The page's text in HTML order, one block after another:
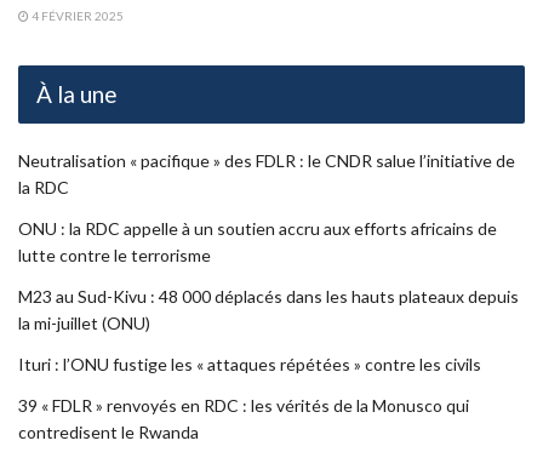
4 FÉVRIER 2025
À la une
Neutralisation « pacifique » des FDLR : le CNDR salue l’initiative de
la RDC
ONU : la RDC appelle à un soutien accru aux efforts africains de
lutte contre le terrorisme
M23 au Sud-Kivu : 48 000 déplacés dans les hauts plateaux depuis
la mi-juillet (ONU)
Ituri : l’ONU fustige les « attaques répétées » contre les civils
39 « FDLR » renvoyés en RDC : les vérités de la Monusco qui
contredisent le Rwanda